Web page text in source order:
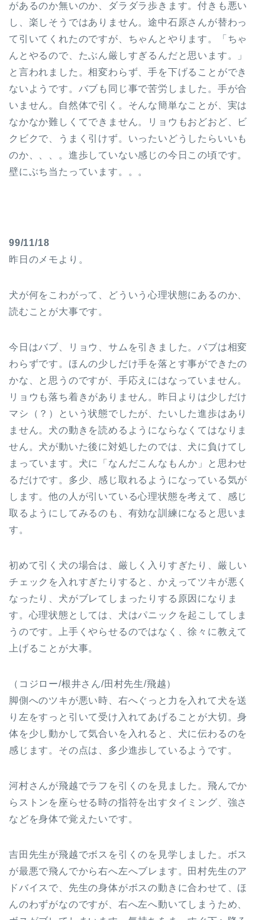
があるのか無いのか、ダラダラ歩きます。付きも悪い
し、楽しそうではありません。途中石原さんが替わっ
て引いてくれたのですが、ちゃんとやります。「ちゃ
んとやるので、たぶん厳しすぎるんだと思います。」
と言われました。相変わらず、手を下げることができ
ないようです。バブも同じ事で苦労しました。手が合
いません。自然体で引く。そんな簡単なことが、実は
なかなか難しくてできません。リョウもおどおど、ビ
クビクで、うまく引けず。いったいどうしたらいいも
のか、、、。進歩していない感じの今日この頃です。
壁にぶち当たっています。。。
99/11/18
昨日のメモより。
犬が何をこわがって、どういう心理状態にあるのか、
読むことが大事です。
今日はバブ、リョウ、サムを引きました。バブは相変
わらずです。ほんの少しだけ手を落とす事ができたの
かな、と思うのですが、手応えにはなっていません。
リョウも落ち着きがありません。昨日よりは少しだけ
マシ（？）という状態でしたが、たいした進歩はあり
ません。犬の動きを読めるようにならなくてはなりま
せん。犬が動いた後に対処したのでは、犬に負けてし
まっています。犬に「なんだこんなもんか」と思わせ
るだけです。多少、感じ取れるようになっている気が
します。他の人が引いている心理状態を考えて、感じ
取るようにしてみるのも、有効な訓練になると思いま
す。
初めて引く犬の場合は、厳しく入りすぎたり、厳しい
チェックを入れすぎたりすると、かえってツキが悪く
なったり、犬がブレてしまったりする原因になりま
す。心理状態としては、犬はパニックを起こしてしま
うのです。上手くやらせるのではなく、徐々に教えて
上げることが大事。
（コジロー/根井さん/田村先生/飛越）
脚側へのツキが悪い時、右へぐっと力を入れて犬を送
り左をすっと引いて受け入れてあげることが大切。身
体を少し動かして気合いを入れると、犬に伝わるのを
感じます。その点は、多少進歩しているようです。
河村さんが飛越でラフを引くのを見ました。飛んでか
らストンを座らせる時の指符を出すタイミング、強さ
などを身体で覚えたいです。
吉田先生が飛越でボスを引くのを見学しました。ボス
が最悪で飛んでから右へ左へブレます。田村先生のア
ドバイスで、先生の身体がボスの動きに合わせて、ほ
んのわずがなのですが、右へ左へ動いてしまうため、